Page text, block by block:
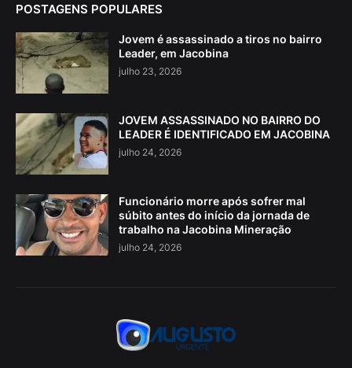
POSTAGENS POPULARES
Jovem é assassinado a tiros no bairro
Leader, em Jacobina
julho 23, 2026
JOVEM ASSASSINADO NO BAIRRO DO
LEADER É IDENTIFICADO EM JACOBINA
julho 24, 2026
Funcionário morre após sofrer mal
súbito antes do início da jornada de
trabalho na Jacobina Mineração
julho 24, 2026